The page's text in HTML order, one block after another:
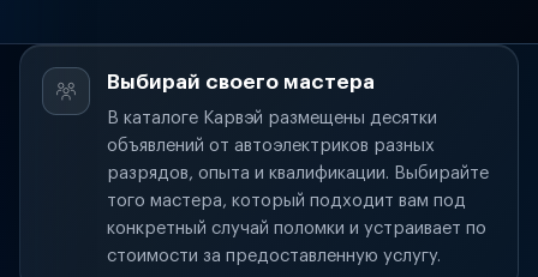
Выбирай своего мастера
В каталоге Карвэй размещены десятки
объявлений от автоэлектриков разных
разрядов, опыта и квалификации. Выбирайте
того мастера, который подходит вам под
конкретный случай поломки и устраивает по
стоимости за предоставленную услугу.